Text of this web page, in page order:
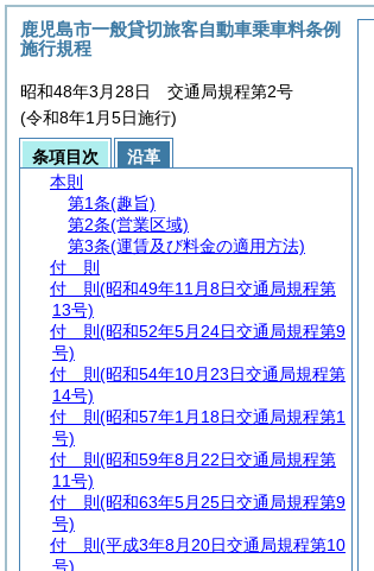
鹿児島市一般貸切旅客自動車乗車料条例
施行規程
昭和48年3月28日 交通局規程第2号
(令和8年1月5日施行)
条項目次
沿革
本則
第1条(趣旨)
第2条(営業区域)
第3条(運賃及び料金の適用方法)
付 則
付 則 (昭和49年11月8日交通局規程第
13号)
付 則 (昭和52年5月24日交通局規程第9
号)
付 則 (昭和54年10月23日交通局規程第
14号)
付 則 (昭和57年1月18日交通局規程第1
号)
付 則 (昭和59年8月22日交通局規程第
11号)
付 則 (昭和63年5月25日交通局規程第9
号)
付 則 (平成3年8月20日交通局規程第10
号)